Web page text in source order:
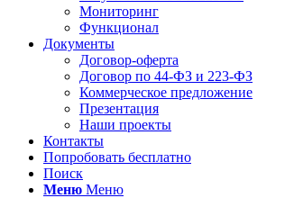
Мониторинг
Функционал
Документы
Договор-оферта
Договор по 44-ФЗ и 223-ФЗ
Коммерческое предложение
Презентация
Наши проекты
Контакты
Попробовать бесплатно
Поиск
Меню Меню